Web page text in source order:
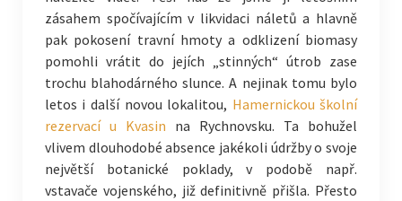
zásahem spočívajícím v likvidaci náletů a hlavně
pak pokosení travní hmoty a odklizení biomasy
pomohli vrátit do jejích „stinných“ útrob zase
trochu blahodárného slunce. A nejinak tomu bylo
letos i další novou lokalitou, Hamernickou školní
rezervací u Kvasin na Rychnovsku. Ta bohužel
vlivem dlouhodobé absence jakékoli údržby o svoje
největší botanické poklady, v podobě např.
vstavače vojenského, již definitivně přišla. Přesto